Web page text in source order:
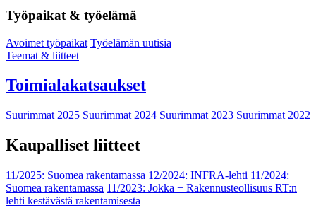
Työpaikat & työelämä
Avoimet työpaikat Työelämän uutisia
Teemat & liitteet
Toimialakatsaukset
Suurimmat 2025 Suurimmat 2024 Suurimmat 2023 Suurimmat 2022
Kaupalliset liitteet
11/2025: Suomea rakentamassa 12/2024: INFRA-lehti 11/2024:
Suomea rakentamassa 11/2023: Jokka − Rakennusteollisuus RT:n
lehti kestävästä rakentamisesta